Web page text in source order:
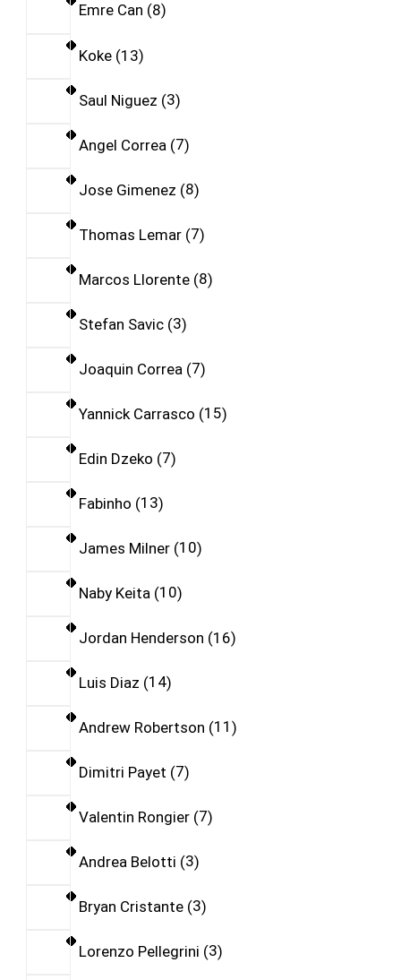
Emre Can 8
Koke 13
Saul Niguez 3
Angel Correa 7
Jose Gimenez 8
Thomas Lemar 7
Marcos Llorente 8
Stefan Savic 3
Joaquin Correa 7
Yannick Carrasco 15
Edin Dzeko 7
Fabinho 13
James Milner 10
Naby Keita 10
Jordan Henderson 16
Luis Diaz 14
Andrew Robertson 11
Dimitri Payet 7
Valentin Rongier 7
Andrea Belotti 3
Bryan Cristante 3
Lorenzo Pellegrini 3